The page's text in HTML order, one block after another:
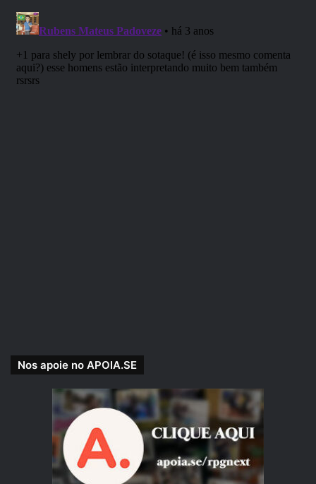
para salvar um continente recém
descoberto de uma tribo de ogros.
Uma terra de florestas tropicais e
Referência Bibliográfica:Livro do Jogador – D&D 5e
clique para comprar
Nos apoie no APOIA.SE